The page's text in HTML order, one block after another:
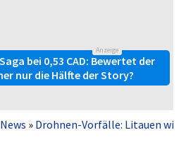
Anzeige
bei 0,53 CAD: Bewertet der
nur die Hälfte der Story?
» Drohnen-Vorfälle: Litauen will